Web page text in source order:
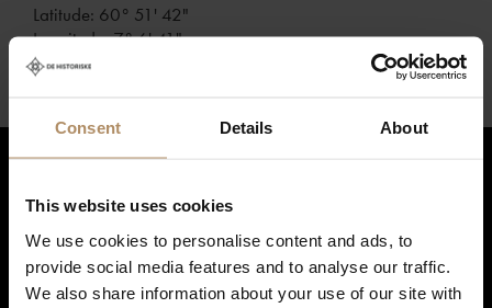
Consent Details About
This website uses cookies
We use cookies to personalise content and ads, to
provide social media features and to analyse our traffic.
We also share information about your use of our site with
Latitude: 60° 51' 42"
Longitude: 7° 6' 41"
frister!*